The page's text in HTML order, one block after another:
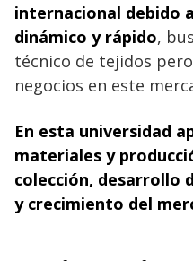
internacional debido
dinámico y rápido,
técnico de tejidos
negocios en este
En esta universidad
materiales y
colección, desarrollo
y crecimiento del